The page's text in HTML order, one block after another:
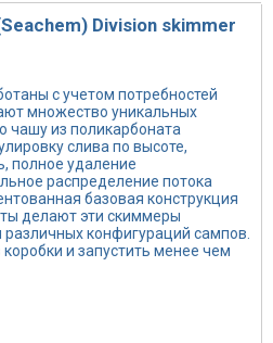
Division skimmer
с учетом потребностей
множество уникальных
чашу из поликарбоната
слива по высоте,
полное удаление
распределение потока
базовая конструкция
делают эти скиммеры
конфигураций сампов.
и запустить менее чем